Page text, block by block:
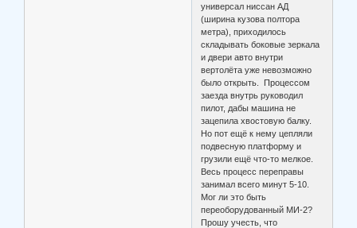
универсал ниссан АД
(ширина кузова полтора
метра), приходилось
складывать боковые зеркала
и двери авто внутри
вертолёта уже невозможно
было открыть. Процессом
заезда внутрь руководил
пилот, дабы машина не
зацепила хвостовую балку.
Но пот ещё к нему цепляли
подвесную платформу и
грузили ещё что-то мелкое.
Весь процесс переправы
занимал всего минут 5-10.
Мог ли это быть
переоборудованный МИ-2?
Прошу учесть, что